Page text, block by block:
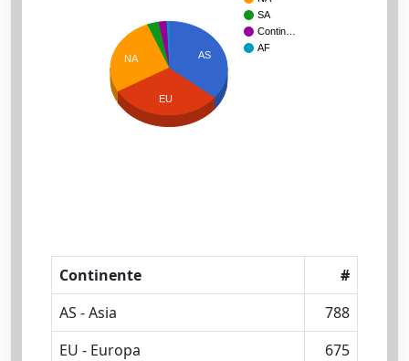
SA
Contin…
AF
AS
NA
EU
Continente
#
AS - Asia
788
EU - Europa
675